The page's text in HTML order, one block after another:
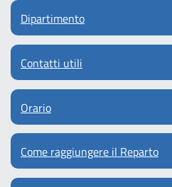
Dipartimento
Contatti utili
Orario
Come raggiungere il Reparto